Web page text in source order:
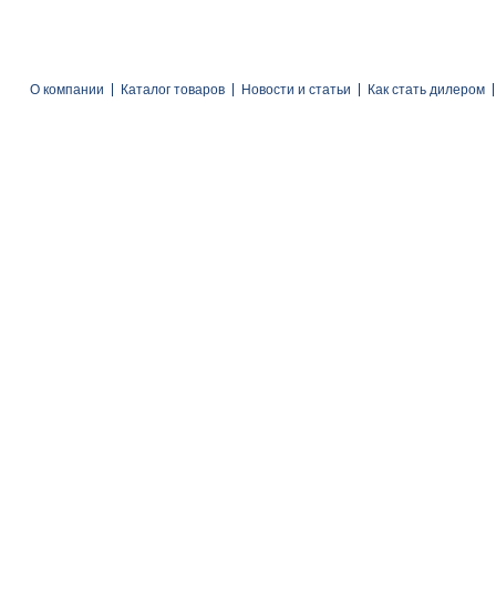
О компании Каталог товаров Новости и статьи Как стать дилером